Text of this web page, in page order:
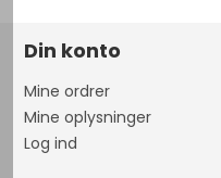
Din konto
Mine ordrer
Mine oplysninger
Log ind